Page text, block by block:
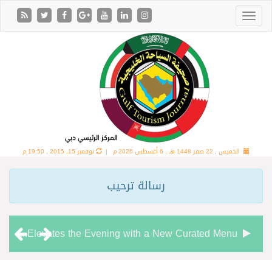
الخميس , 22 صفر 1448 هـ , 6 أغسطس 2026 م | نوفمبر 15, 2015 , 19:50 م
رسالة ترحيب
Chamas Bar & Cigar Lounge Elevates the Evening with a New Curated Menu